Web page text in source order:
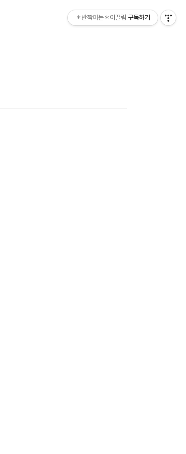
＊반짝이는＊이끌림 구독하기